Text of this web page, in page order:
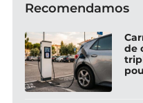
Recomendamos
de